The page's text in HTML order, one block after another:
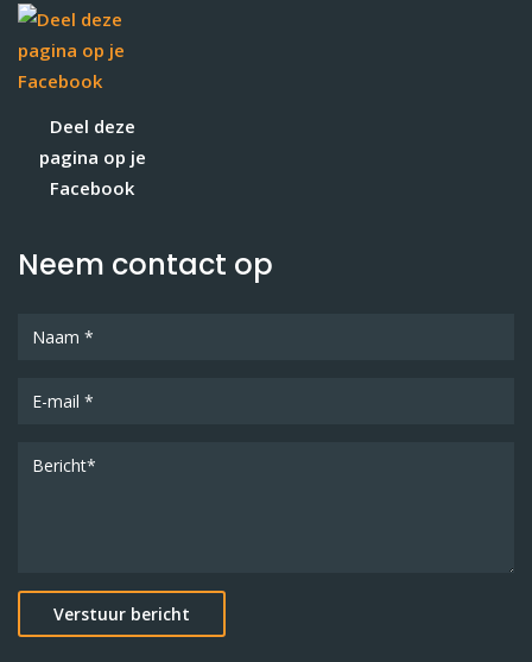
Deel deze
pagina op je
Facebook
Neem contact op